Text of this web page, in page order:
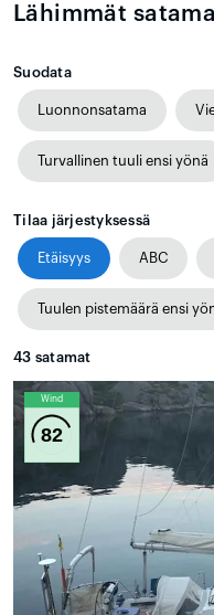
Lähimmät
Suodata
Luonnonsatama
Turvallinen tuuli ensi yönä
Tilaa järjestyksessä
Etäisyys ABC
Tuulen pistemäärä ensi
43 satamat
Wind
82